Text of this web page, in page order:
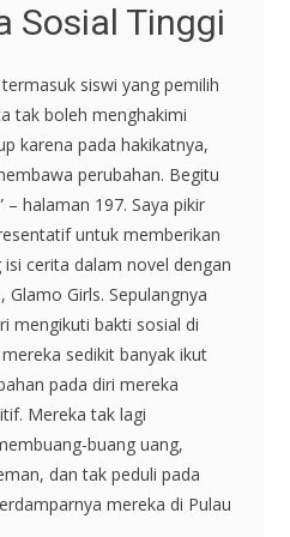
Sosial Tinggi
siswi yang pemilih
tak boleh menghakimi
karena pada hakikatnya,
perubahan. Begitu
– halaman 197. Saya pikir
untuk memberikan
cerita dalam novel dengan
Girls. Sepulangnya
mengikuti bakti sosial di
sedikit banyak ikut
pada diri mereka
Mereka tak lagi
buang uang,
dan tak peduli pada
mereka di Pulau